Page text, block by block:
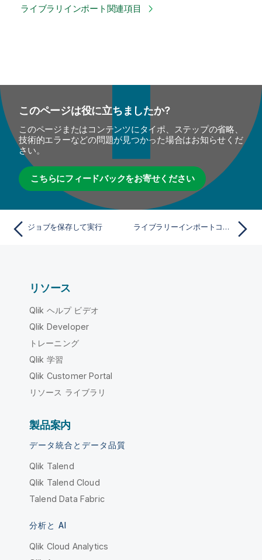
ライブラリインポート関連項目
このページは役に立ちましたか?
このページまたはコンテンツにタイポ、ステップの省略、
技術的エラーなどの問題が見つかった場合はお知らせくだ
さい。
こちらにフィードバックをお寄せください
ジョブを保存して実行 ライブラリーインポートコンポーネント
リソース
Qlik ヘルプ ビデオ
Qlik Developer
トレーニング
Qlik 学習
Qlik Customer Portal
リソース ライブラリ
製品案内
データ統合とデータ品質
Qlik Talend
Qlik Talend Cloud
Talend Data Fabric
分析と AI
Qlik Cloud Analytics